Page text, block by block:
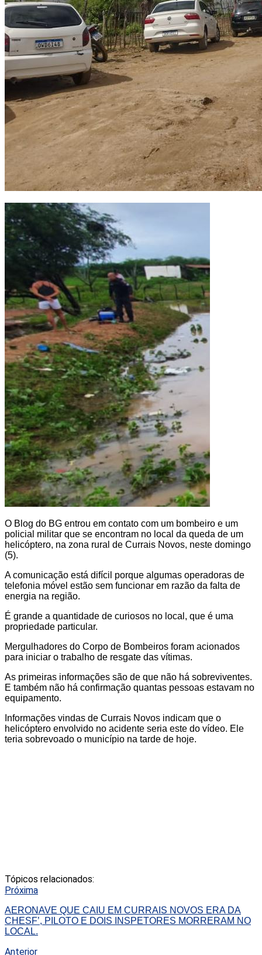
O Blog do BG entrou em contato com um bombeiro e um
policial militar que se encontram no local da queda de um
helicóptero, na zona rural de Currais Novos, neste domingo
(5).
A comunicação está difícil porque algumas operadoras de
telefonia móvel estão sem funcionar em razão da falta de
energia na região.
É grande a quantidade de curiosos no local, que é uma
propriedade particular.
Mergulhadores do Corpo de Bombeiros foram acionados
para iniciar o trabalho de resgate das vítimas.
As primeiras informações são de que não há sobreviventes.
E também não há confirmação quantas pessoas estavam no
equipamento.
Informações vindas de Currais Novos indicam que o
helicóptero envolvido no acidente seria este do vídeo. Ele
teria sobrevoado o município na tarde de hoje.
Tópicos relacionados:
Próxima
AERONAVE QUE CAIU EM CURRAIS NOVOS ERA DA
CHESF’, PILOTO E DOIS INSPETORES MORRERAM NO
LOCAL.
Anterior